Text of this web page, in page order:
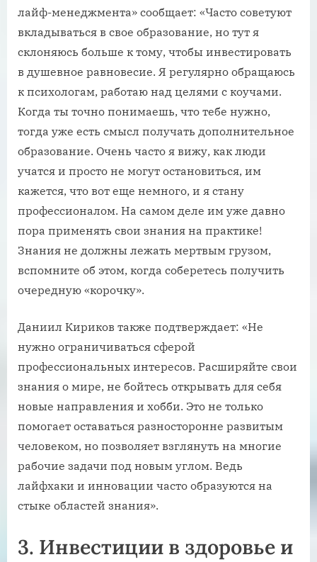
лайф-менеджмента» сообщает: «Часто советуют
вкладываться в свое образование, но тут я
склоняюсь больше к тому, чтобы инвестировать
в душевное равновесие. Я регулярно обращаюсь
к психологам, работаю над целями с коучами.
Когда ты точно понимаешь, что тебе нужно,
тогда уже есть смысл получать дополнительное
образование. Очень часто я вижу, как люди
учатся и просто не могут остановиться, им
кажется, что вот еще немного, и я стану
профессионалом. На самом деле им уже давно
пора применять свои знания на практике!
Знания не должны лежать мертвым грузом,
вспомните об этом, когда соберетесь получить
очередную «корочку».
Даниил Кириков также подтверждает: «Не
нужно ограничиваться сферой
профессиональных интересов. Расширяйте свои
знания о мире, не бойтесь открывать для себя
новые направления и хобби. Это не только
помогает оставаться разносторонне развитым
человеком, но позволяет взглянуть на многие
рабочие задачи под новым углом. Ведь
лайфхаки и инновации часто образуются на
стыке областей знания».
3. Инвестиции в здоровье и